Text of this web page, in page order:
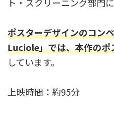
ト・スクリーニング部門に
ポスターデザインのコン
Luciole」では、本作のポ
しています。
上映時間：約95分